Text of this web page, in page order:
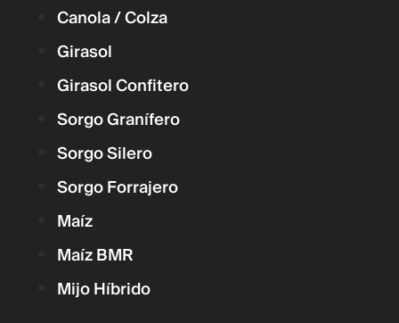
Canola / Colza
Girasol
Girasol Confitero
Sorgo Granífero
Sorgo Silero
Sorgo Forrajero
Maíz
Maíz BMR
Mijo Híbrido